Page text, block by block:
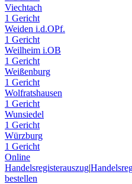
Viechtach
1 Gericht
Weiden i.d.OPf.
1 Gericht
Weilheim i.OB
1 Gericht
Weißenburg
1 Gericht
Wolfratshausen
1 Gericht
Wunsiedel
1 Gericht
Würzburg
1 Gericht
Online
Handelsregisterauszug|
bestellen